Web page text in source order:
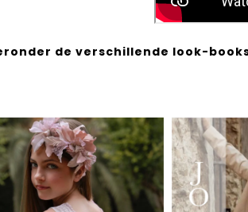
de verschillende look-